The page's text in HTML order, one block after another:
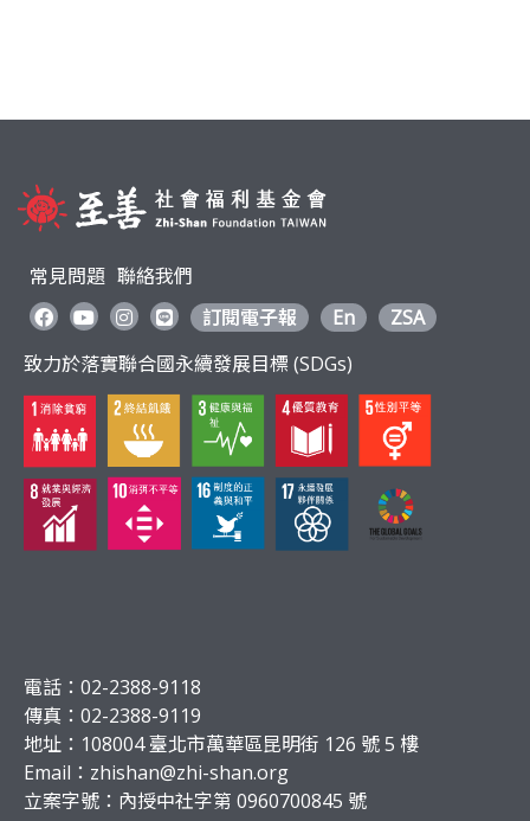
常見問題 聯絡我們
訂閱電子報
En
ZSA
致力於落實聯合國永續發展目標 (SDGs)
電話：02-2388-9118
傳真：02-2388-9119
地址：108004 臺北市萬華區昆明街 126 號 5 樓
Email： zhishan@zhi-shan.org
立案字號：內授中社字第 0960700845 號